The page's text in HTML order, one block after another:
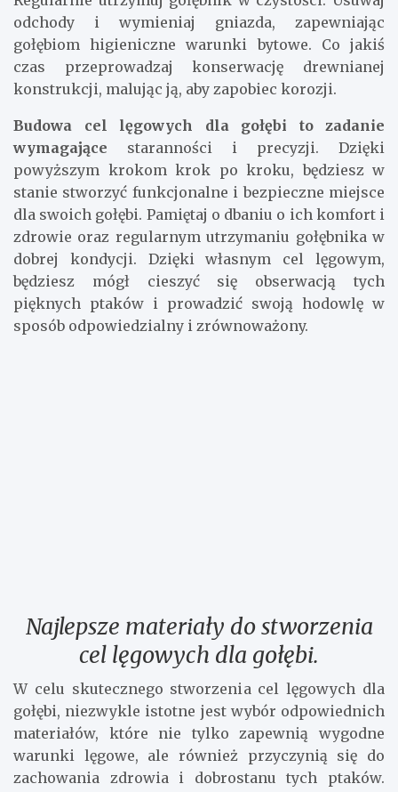
odchody i wymieniaj gniazda, zapewniając
gołębiom higieniczne warunki bytowe. Co jakiś
czas przeprowadzaj konserwację drewnianej
konstrukcji, malując ją, aby zapobiec korozji.
Budowa cel lęgowych dla gołębi to zadanie
wymagające staranności i precyzji. Dzięki
powyższym krokom krok po kroku, będziesz w
stanie stworzyć funkcjonalne i bezpieczne miejsce
dla swoich gołębi. Pamiętaj o dbaniu o ich komfort i
zdrowie oraz regularnym utrzymaniu gołębnika w
dobrej kondycji. Dzięki własnym cel lęgowym,
będziesz mógł cieszyć się obserwacją tych
pięknych ptaków i prowadzić swoją hodowlę w
sposób odpowiedzialny i zrównoważony.
Najlepsze materiały do stworzenia
cel lęgowych dla gołębi.
W celu skutecznego stworzenia cel lęgowych dla
gołębi, niezwykle istotne jest wybór odpowiednich
materiałów, które nie tylko zapewnią wygodne
warunki lęgowe, ale również przyczynią się do
zachowania zdrowia i dobrostanu tych ptaków.